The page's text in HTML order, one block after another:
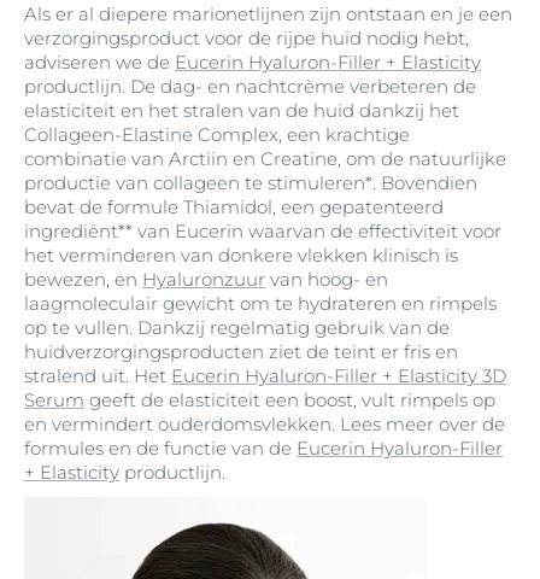
Als er al diepere marionetlijnen zijn ontstaan en je een
verzorgingsproduct voor de rijpe huid nodig hebt,
adviseren we de Eucerin Hyaluron-Filler + Elasticity
productlijn. De dag- en nachtcrème verbeteren de
elasticiteit en het stralen van de huid dankzij het
Collageen-Elastine Complex, een krachtige
combinatie van Arctiin en Creatine, om de natuurlijke
productie van collageen te stimuleren*. Bovendien
bevat de formule Thiamidol, een gepatenteerd
ingrediënt** van Eucerin waarvan de effectiviteit voor
het verminderen van donkere vlekken klinisch is
bewezen, en Hyaluronzuur van hoog- en
laagmoleculair gewicht om te hydrateren en rimpels
op te vullen. Dankzij regelmatig gebruik van de
huidverzorgingsproducten ziet de teint er fris en
stralend uit. Het Eucerin Hyaluron-Filler + Elasticity 3D
Serum geeft de elasticiteit een boost, vult rimpels op
en vermindert ouderdomsvlekken. Lees meer over de
formules en de functie van de Eucerin Hyaluron-Filler
+ Elasticity productlijn.